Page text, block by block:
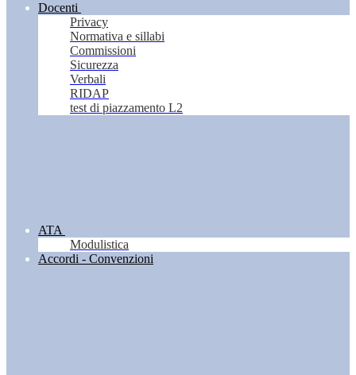
Docenti
Privacy
Normativa e sillabi
Commissioni
Sicurezza
Verbali
RIDAP
test di piazzamento L2
ATA
Modulistica
Accordi - Convenzioni